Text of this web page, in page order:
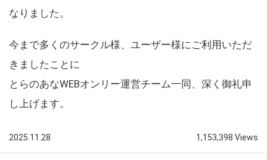
なりました。
今まで多くのサークル様、ユーザー様にご利用いただ
きましたことに
とらのあなWEBオンリー運営チーム一同、深く御礼申
し上げます。
2025.11.28 1,153,398 Views